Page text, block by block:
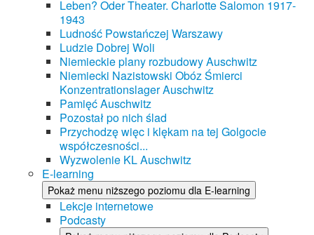
Leben? Oder Theater. Charlotte Salomon 1917-
1943
Ludność Powstańczej Warszawy
Ludzie Dobrej Woli
Niemieckie plany rozbudowy Auschwitz
Niemiecki Nazistowski Obóz Śmierci
Konzentrationslager Auschwitz
Pamięć Auschwitz
Pozostał po nich ślad
Przychodzę więc i klękam na tej Golgocie
współczesności...
Wyzwolenie KL Auschwitz
E-learning
Pokaż menu niższego poziomu dla E-learning
Lekcje internetowe
Podcasty